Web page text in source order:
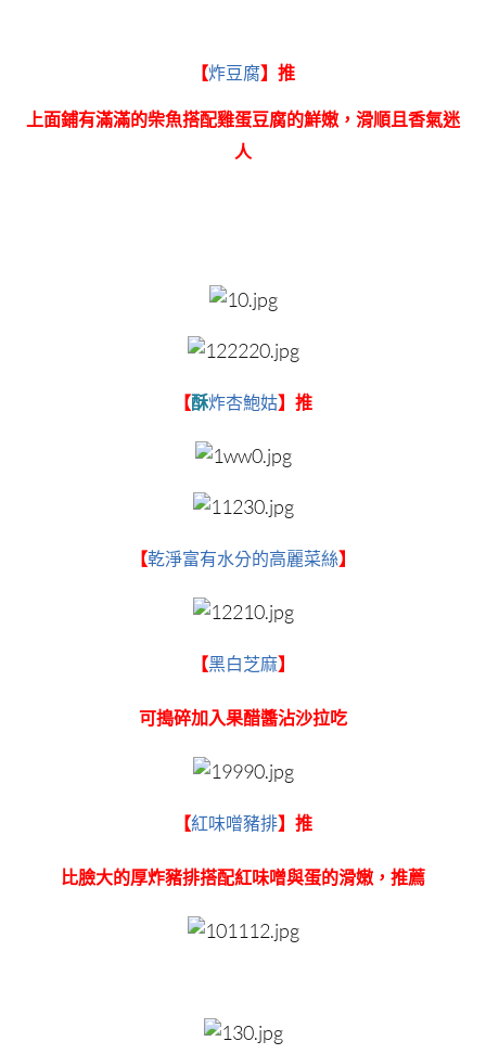
【炸豆腐】推
上面鋪有滿滿的柴魚搭配雞蛋豆腐的鮮嫩，滑順且香氣迷
人
【酥炸杏鮑姑】推
【乾淨富有水分的高麗菜絲】
【黑白芝麻】
可搗碎加入果醋醬沾沙拉吃
【紅味噌豬排】推
比臉大的厚炸豬排搭配紅味噌與蛋的滑嫩，推薦